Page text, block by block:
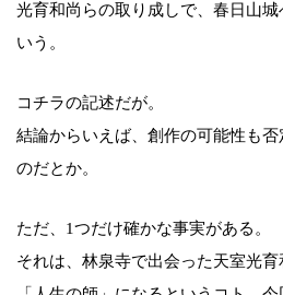
光育和尚らの取り成しで、春日山
いう。
コチラの記述だが。
結論からいえば、創作の可能性も
のだとか。
ただ、1つだけ確かな事実がある。
それは、林泉寺で出会った天室光